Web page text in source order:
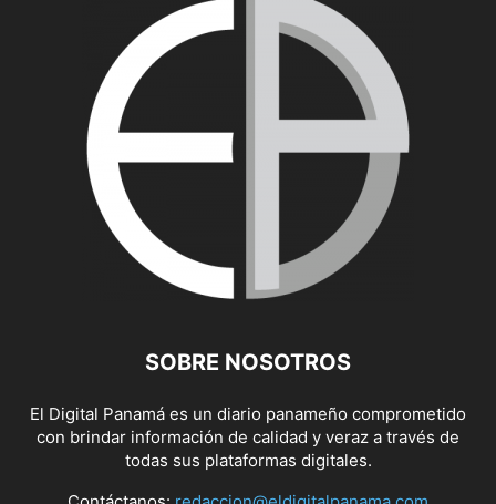
SOBRE NOSOTROS
El Digital Panamá es un diario panameño comprometido
con brindar información de calidad y veraz a través de
todas sus plataformas digitales.